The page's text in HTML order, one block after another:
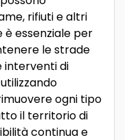
rifiuti e altri
è essenziale per
le strade
interventi di
ogni tipo
il territorio di
continua e